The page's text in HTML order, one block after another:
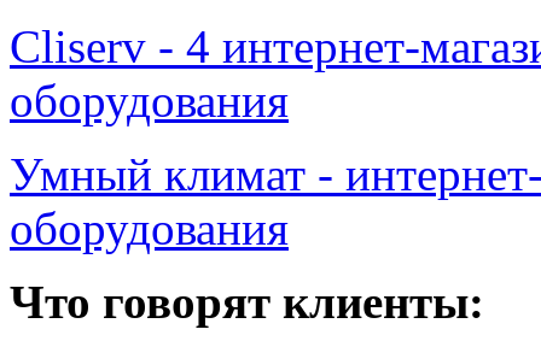
Cliserv - 4 интернет-
оборудования
Умный климат -
оборудования
Что говорят клиенты: